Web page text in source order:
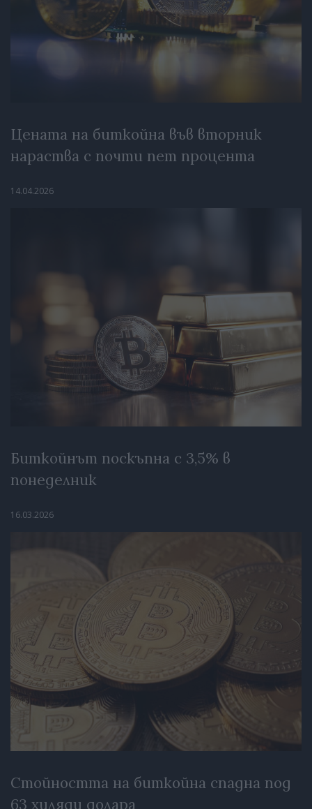
Цената на биткойна във вторник
нараства с почти пет процента
14.04.2026
Биткойнът поскъпна с 3,5% в
понеделник
16.03.2026
Стойността на биткойна спадна под
63 хиляди долара